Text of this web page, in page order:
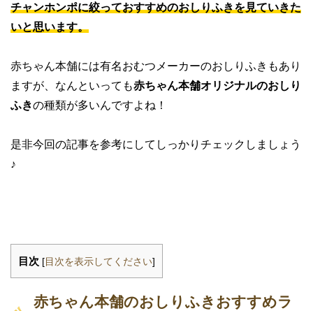
チャンホンポに絞っておすすめのおしりふきを見ていきた
いと思います。
赤ちゃん本舗には有名おむつメーカーのおしりふきもあり
ますが、なんといっても赤ちゃん本舗オリジナルのおしり
ふきの種類が多いんですよね！
是非今回の記事を参考にしてしっかりチェックしましょう
♪
目次 [ 目次を表示してください]
赤ちゃん本舗のおしりふきおすすめラ